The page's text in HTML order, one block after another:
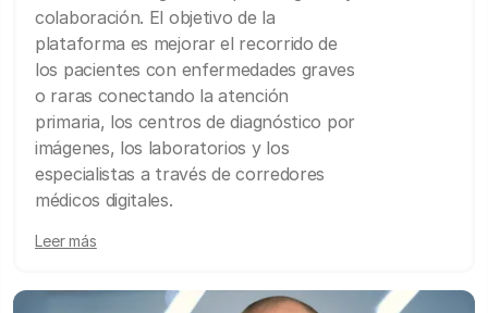
colaboración. El objetivo de la
plataforma es mejorar el recorrido de
los pacientes con enfermedades graves
o raras conectando la atención
primaria, los centros de diagnóstico por
imágenes, los laboratorios y los
especialistas a través de corredores
médicos digitales.
Leer más